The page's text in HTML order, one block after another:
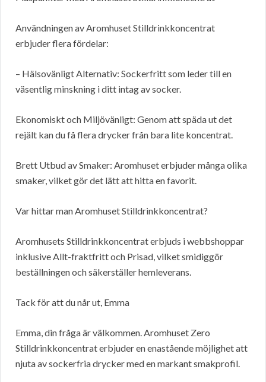
Användningen av Aromhuset Stilldrinkkoncentrat
erbjuder flera fördelar:
– Hälsovänligt Alternativ: Sockerfritt som leder till en
väsentlig minskning i ditt intag av socker.
Ekonomiskt och Miljövänligt: Genom att späda ut det
rejält kan du få flera drycker från bara lite koncentrat.
Brett Utbud av Smaker: Aromhuset erbjuder många olika
smaker, vilket gör det lätt att hitta en favorit.
Var hittar man Aromhuset Stilldrinkkoncentrat?
Aromhusets Stilldrinkkoncentrat erbjuds i webbshoppar
inklusive Allt-fraktfritt och Prisad, vilket smidiggör
beställningen och säkerställer hemleverans.
Tack för att du når ut, Emma
Emma, din fråga är välkommen. Aromhuset Zero
Stilldrinkkoncentrat erbjuder en enastående möjlighet att
njuta av sockerfria drycker med en markant smakprofil.